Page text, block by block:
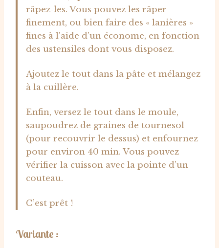
râpez-les. Vous pouvez les râper
finement, ou bien faire des « lanières »
fines à l’aide d’un économe, en fonction
des ustensiles dont vous disposez.
Ajoutez le tout dans la pâte et mélangez
à la cuillère.
Enfin, versez le tout dans le moule,
saupoudrez de graines de tournesol
(pour recouvrir le dessus) et enfournez
pour environ 40 min. Vous pouvez
vérifier la cuisson avec la pointe d’un
couteau.
C’est prêt !
Variante :